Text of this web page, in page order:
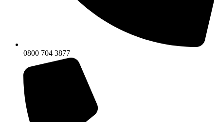
0800 704 3877